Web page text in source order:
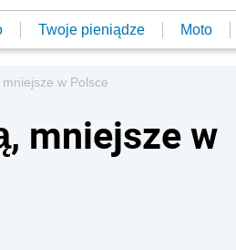
Twoje pieniądze Moto
w Polsce
mniejsze w